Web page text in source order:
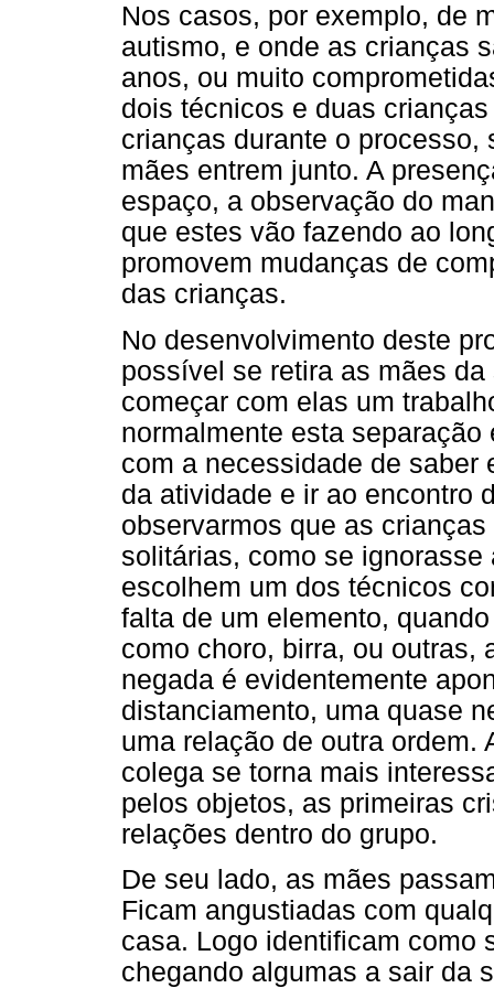
Nos casos, por exemplo, de
autismo, e onde as crianças
anos, ou muito
dois técnicos e duas
crianças durante o
mães entrem junto. A
espaço, a observação do
que estes vão fazendo ao
promovem mudanças de
das crianças.
No desenvolvimento deste
possível se retira as mães
começar com elas um
normalmente esta
com a necessidade de saber
da atividade e ir ao encontro
observarmos que as
solitárias, como se
escolhem um dos técnicos
falta de um elemento,
como choro, birra, ou outras,
negada é evidentemente
distanciamento, uma quase
uma relação de outra ordem.
colega se torna mais
pelos objetos, as primeiras
relações dentro do grupo.
De seu lado, as mães
Ficam angustiadas com
casa. Logo identificam como
chegando algumas a sair da